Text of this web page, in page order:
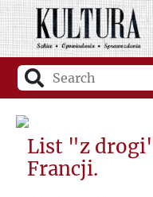
List "z
Francji.